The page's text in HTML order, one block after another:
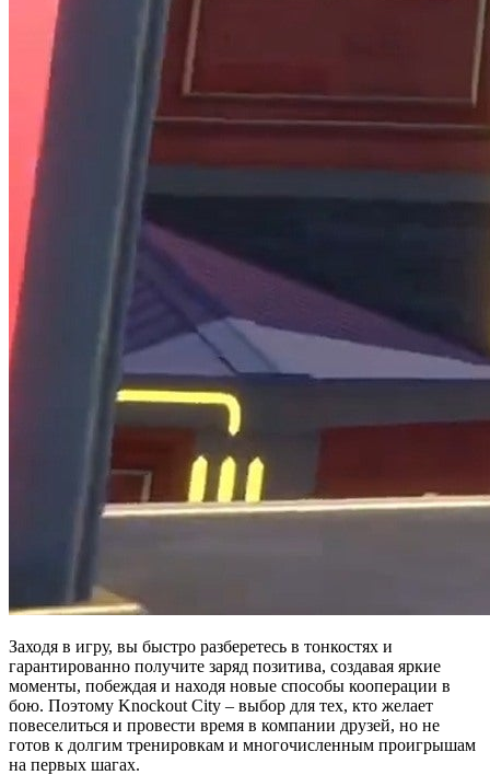
Заходя в игру, вы быстро разберетесь в тонкостях и
гарантированно получите заряд позитива, создавая яркие
моменты, побеждая и находя новые способы кооперации в
бою. Поэтому Knockout City – выбор для тех, кто желает
повеселиться и провести время в компании друзей, но не
готов к долгим тренировкам и многочисленным проигрышам
на первых шагах.